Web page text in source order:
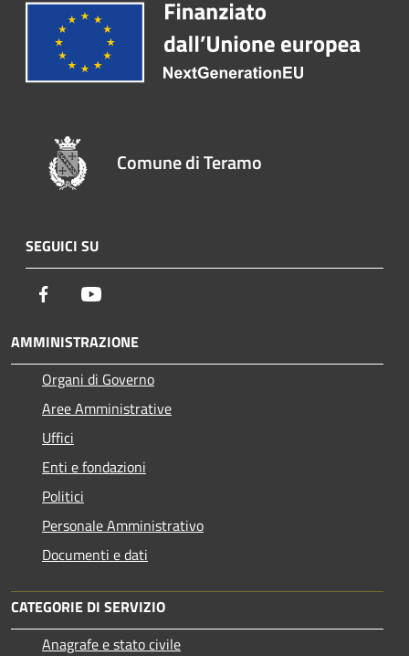
Comune di Teramo
SEGUICI SU
Facebook
AMMINISTRAZIONE
Organi di Governo
Aree Amministrative
Uffici
Enti e fondazioni
Politici
Personale Amministrativo
Documenti e dati
CATEGORIE DI SERVIZIO
Anagrafe e stato civile